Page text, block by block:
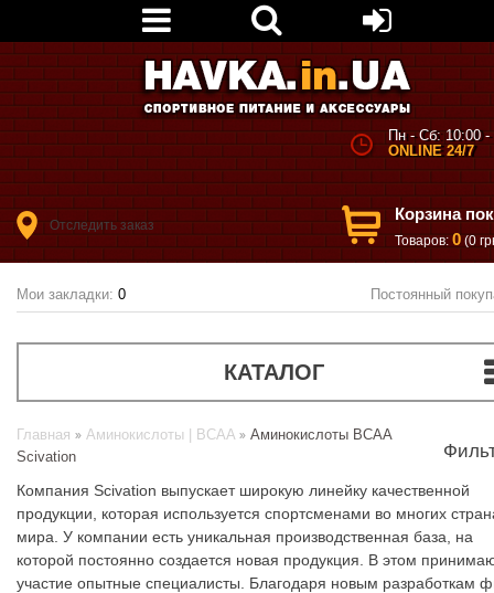
Пн - Сб: 10:00 -
ONLINE 24/7
Корзина
Товаров: 0 (0
Отследить заказ
Мои закладки: 0 Постоянный
КАТАЛОГ
Главная Аминокислоты | BCAA
Аминокислоты BCAA
Scivation
Компания Scivation выпускает широкую линейку качественной
продукции, которая используется спортсменами во многих
мира. У компании есть уникальная производственная база, на
которой постоянно создается новая продукция. В этом
участие опытные специалисты. Благодаря новым разработкам